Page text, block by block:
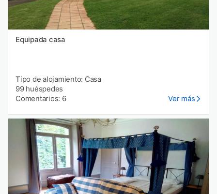
Equipada casa
Tipo de alojamiento: Casa
99 huéspedes
Comentarios: 6
Ver más